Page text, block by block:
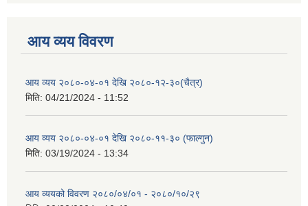
आय व्यय विवरण
आय व्यय २०८०-०४-०१ देखि २०८०-१२-३०(चैत्र)
मिति: 04/21/2024 - 11:52
आय व्यय २०८०-०४-०१ देखि २०८०-११-३० (फाल्गुन)
मिति: 03/19/2024 - 13:34
आय व्ययको विवरण २०८०/०४/०१ - २०८०/१०/२९